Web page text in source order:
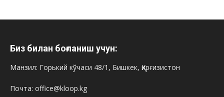
Биз билан боғланиш учун:
Манзил: Горький кўчаси 48/1, Бишкек, Қирғизистон
Почта: office@kloop.kg